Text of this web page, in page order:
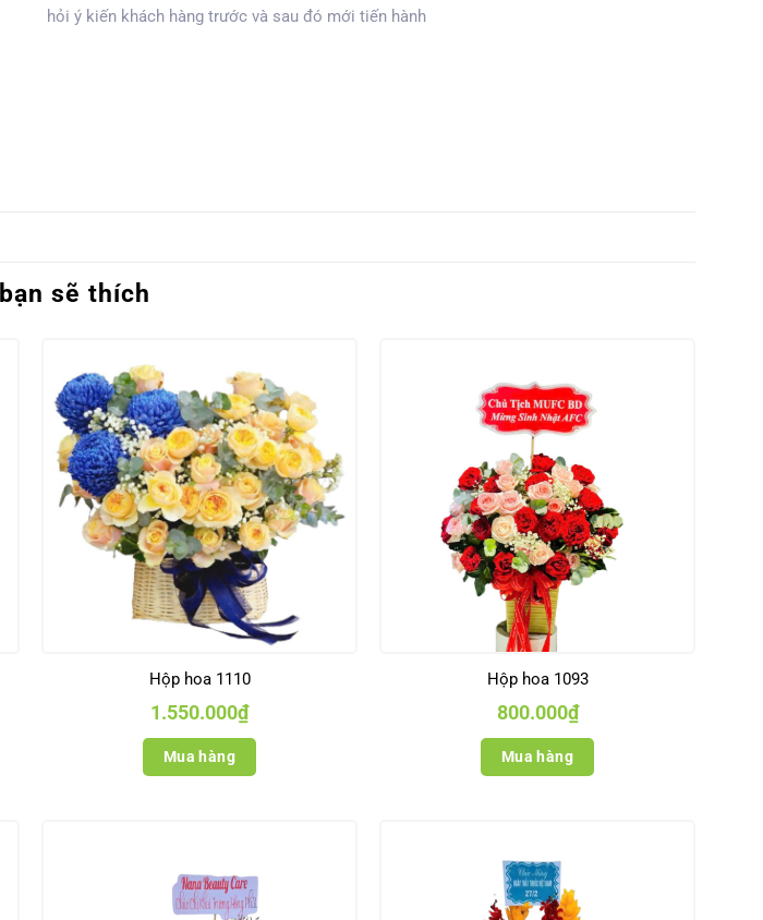
hỏi ý kiến khách hàng trước và sau đó mới tiến hành
sẽ thích
Hộp hoa 1110
1.550.000₫
Mua hàng
Hộp hoa 1093
800.000₫
Mua hàng